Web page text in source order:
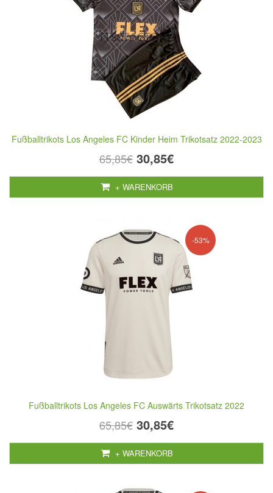
Fußballtrikots Los Angeles FC Kinder Heim Trikotsatz 2022-2023
65,85€ 30,85€
+ WARENKORB
-53%
Fußballtrikots Los Angeles FC Auswärts Trikotsatz 2022
65,85€ 30,85€
+ WARENKORB